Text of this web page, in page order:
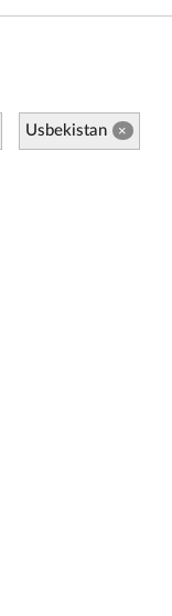
Usbekistan ×